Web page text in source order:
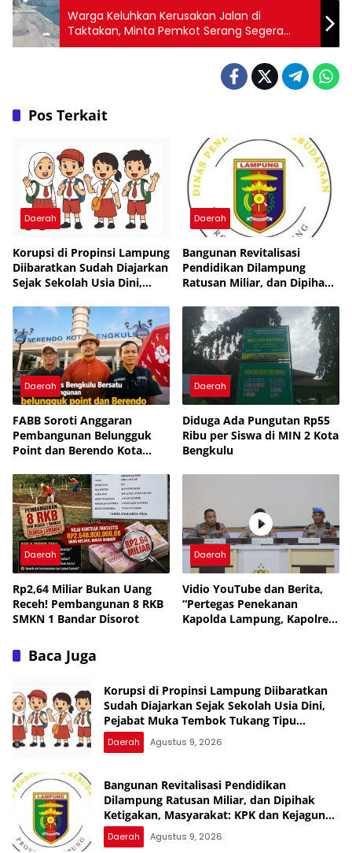
Warga Keluhkan Kerusakan Jalan di
Taktakan, Minta Pemkot Serang Segera
Bertindak
Pos Terkait
Daerah
Korupsi di Propinsi Lampung
Diibaratkan Sudah Diajarkan
Sejak Sekolah Usia Dini,
Tukang Tipu Rampok Uang
Rakyat
Daerah
Bangunan Revitalisasi
Pendidikan Dilampung
Ratusan Miliar, dan Dipihak
dan Kejagung Jangan Cukup
Pembinaan, Uang Rakyat
Bukan Warisan Nenek
Moyang
Daerah
FABB Soroti Anggaran
Pembangunan Belungguk
Point dan Berendo Kota
Daerah
Diduga Ada Pungutan Rp55
Ribu per Siswa di MIN 2 Kota
Bengkulu
Daerah
Rp2,64 Miliar Bukan Uang
Receh! Pembangunan 8 RKB
SMKN 1 Bandar Disorot
Daerah
Vidio YouTube dan Berita,
“Pertegas Penekanan
Kapolda Lampung, Kapolres
Baca Juga
Korupsi di Propinsi Lampung Diibaratkan
Sudah Diajarkan Sejak Sekolah Usia Dini,
Pejabat Muka Tembok Tukang Tipu
Rampok Uang Rakyat
Daerah Agustus 9, 2026
Bangunan Revitalisasi Pendidikan
Dilampung Ratusan Miliar, dan Dipihak
Ketigakan, Masyarakat: KPK dan Kejagung
Jangan Cukup Pembinaan, Uang Rakyat
Bukan Warisan Nenek Moyang
Daerah Agustus 9, 2026